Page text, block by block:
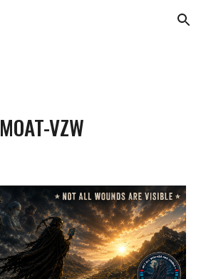
Skip to navigation
MOAT-VZW